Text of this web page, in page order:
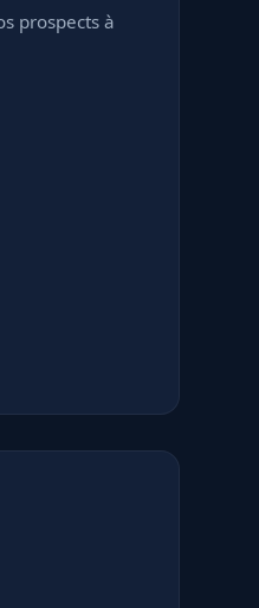
prospects à